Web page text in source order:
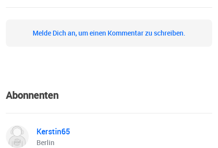
Melde Dich an, um einen Kommentar zu schreiben.
Abonnenten
Kerstin65
Berlin